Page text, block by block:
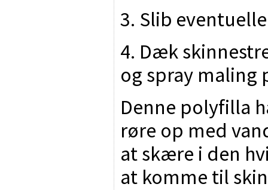
3. Slib
4. Dæk
og spray maling
Denne polyfilla
røre op med
at skære i den
at komme til